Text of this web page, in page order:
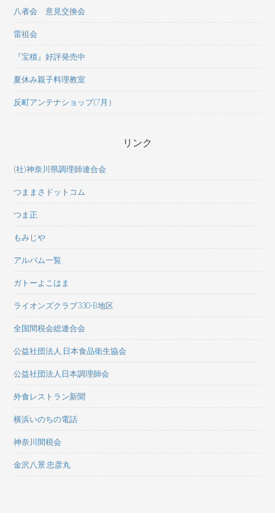
八者会 意見交換会
雷祖会
『宝積』好評発売中
夏休み親子料理教室
反町アンテナショップ(7月）
リンク
(社)神奈川県調理師連合会
つままさドットコム
つま正
もみじや
アルバム一覧
ガトーよこはま
ライオンズクラブ330-B地区
全国間税会総連合会
公益社団法人 日本食品衛生協会
公益社団法人日本調理師会
外食レストラン新聞
横浜いのちの電話
神奈川間税会
金沢八景 忠彦丸